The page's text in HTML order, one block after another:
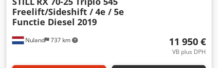
Nuland 737 km
Freelift/Sideshift / 4e / 5e
Functie Diesel 2019
11 950 €
VB plus DPH